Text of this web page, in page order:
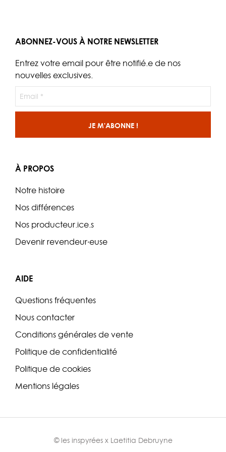
ABONNEZ-VOUS À NOTRE NEWSLETTER
Entrez votre email pour être notifié.e de nos
nouvelles exclusives.
À PROPOS
Notre histoire
Nos différences
Nos producteur.ice.s
Devenir revendeur·euse
AIDE
Questions fréquentes
Nous contacter
Conditions générales de vente
Politique de confidentialité
Politique de cookies
Mentions légales
© les inspyrées x Laetitia Debruyne